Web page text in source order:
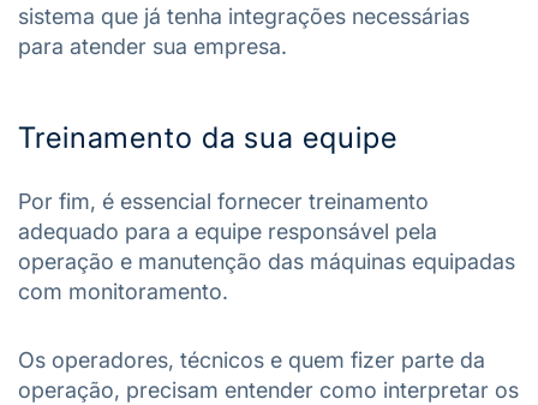
sistema que já tenha integrações necessárias
para atender sua empresa.
Treinamento da sua equipe
Por fim, é essencial fornecer treinamento
adequado para a equipe responsável pela
operação e manutenção das máquinas equipadas
com monitoramento.
Os operadores, técnicos e quem fizer parte da
operação, precisam entender como interpretar os